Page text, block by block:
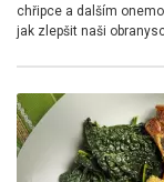
chřipce a dalším
jak zlepšit naši